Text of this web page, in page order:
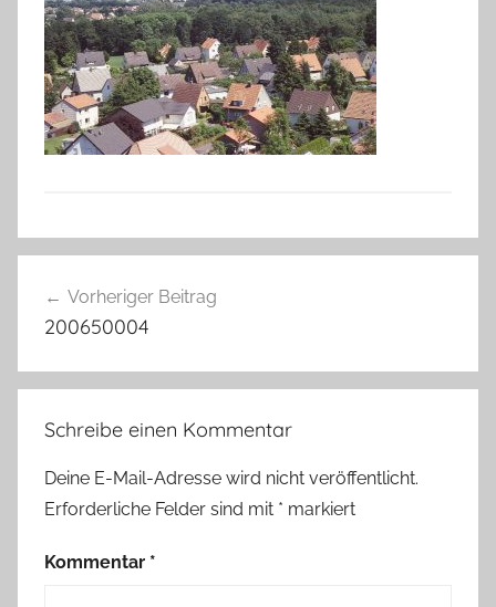
Vorheriger Beitrag
200650004
Schreibe einen Kommentar
Deine E-Mail-Adresse wird nicht veröffentlicht.
Erforderliche Felder sind mit * markiert
Kommentar *